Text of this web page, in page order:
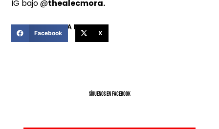
IG bajo @thealecmora.
COMPARTIR ESTA NOTICIA
Facebook X
SíGUENOS EN FACEBOOK